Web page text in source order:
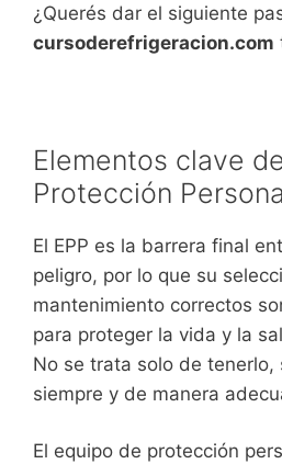
¿Querés dar el siguiente
cursoderefrigeracion.com
Elementos clave
Protección
El EPP es la barrera final
peligro, por lo que su
mantenimiento correctos
para proteger la vida y la
No se trata solo de tenerlo,
siempre y de manera
El equipo de protección